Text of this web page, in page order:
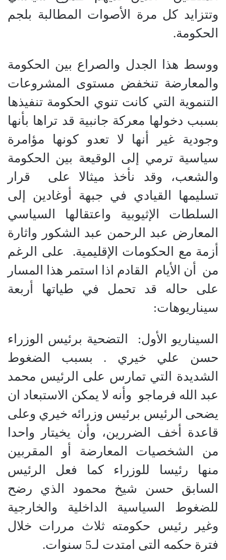
وتتزايد كل مرة الأصوات المطالبة بلجم
الحكومة.
ووسط هذا الجدل والصراع بين الحكومة
والمعارضة تنخفض مستوى المشروعات
التنموية التي كانت تنوي الحكومة تنفيذها
بسبب دخولها معركة جانبية قد تراها بأنها
وجودية غير أنها لا تعدو كونها مؤامرة
سياسية ترمي إلى الوقيعة بين الحكومة
والشعب، وقد نأخذ ميثالا على
قرار
تسليمها القيادي في جبهة أوغادين إلى
السلطات الإثيوبية واعتقالها السياسي
المعارض عبد الرحمن عبد الشكور واثارة
أزمة مع الحكومات الإقليمية.
على الرغم
من
أن الأيام
القادم اذا استمر هذا المسار
على حاله قد تحمل في طياتها أربعة
سيناريوهات:
السيناريو الأول:
التضحية برئيس الوزراء
حسن علي خيري . بسبب الضغوط
الشديدة التي تمارس على الرئيس محمد
عبد الله فرماجو وأنه لا يمكن الاستبعاد ان
يضحى الرئيس برئيس وزرائه خيري وعلى
قاعدة أخف الضررين، وأن يخيتار واحدا
من الشخصيات المعارضة أو المقربين
منها رئيسا للوزراء كما فعل الرئيس
السابق حسن شيخ محمود الذي رضح
للضغوط السياسية الداخلية والخارجية
وغير رئيس حكومته ثلاث مررات خلال
فترة حكمه التى امتدت لـ5 سنوات.